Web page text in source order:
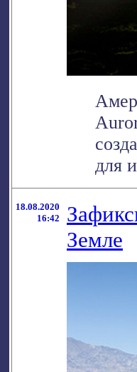
для
18.08.2020
16:42
Земле